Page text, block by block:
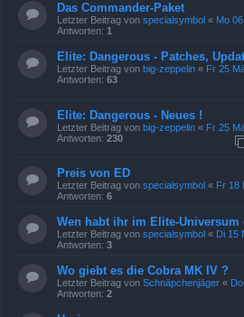
Das Commander-Paket
Letzter Beitrag von specialsymbol « Mo
Antworten: 1
Elite: Dangerous - Patches,
Letzter Beitrag von big-zeppelin « Fr 25
Antworten: 63
Elite: Dangerous - Neues !
Letzter Beitrag von big-zeppelin « Fr 25
Antworten: 230
Preis von ED
Letzter Beitrag von specialsymbol « Fr 18
Antworten: 6
Wen habt ihr im Elite-Universum
Letzter Beitrag von specialsymbol « Di 15
Antworten: 3
Wo giebt es die Cobra MK IV ?
Letzter Beitrag von Schnäpchenjäger «
Antworten: 2